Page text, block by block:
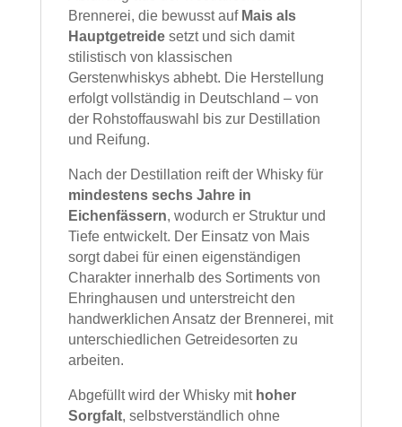
Brennerei, die bewusst auf Mais als
Hauptgetreidesetzt und sich damit
stilistisch von klassischen
Gerstenwhiskys abhebt. Die Herstellung
erfolgt vollständig in Deutschland – von
der Rohstoffauswahl bis zur Destillation
und Reifung.
Nach der Destillation reift der Whisky für
mindestens sechs Jahre in
Eichenfässern, wodurch er Struktur und
Tiefe entwickelt. Der Einsatz von Mais
sorgt dabei für einen eigenständigen
Charakter innerhalb des Sortiments von
Ehringhausen und unterstreicht den
handwerklichen Ansatz der Brennerei, mit
unterschiedlichen Getreidesorten zu
arbeiten.
Abgefüllt wird der Whisky mit hoher
Sorgfalt, selbstverständlich ohne